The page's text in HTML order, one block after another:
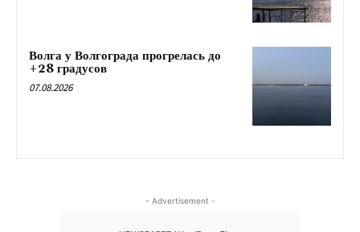
Волга у Волгограда прогрелась до
+28 градусов
07.08.2026
- Advertisement -